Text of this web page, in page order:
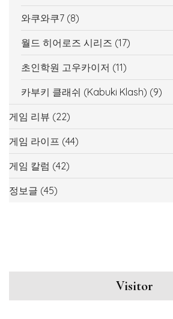
와쿠와쿠7 (8)
월드 히어로즈 시리즈 (17)
초인학원 고우카이저 (11)
카부키 클래쉬 (Kabuki Klash) (9)
게임 리뷰 (22)
게임 라이프 (44)
게임 칼럼 (42)
정보글 (45)
Visitor